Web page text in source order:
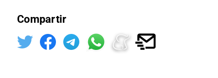
Compartir